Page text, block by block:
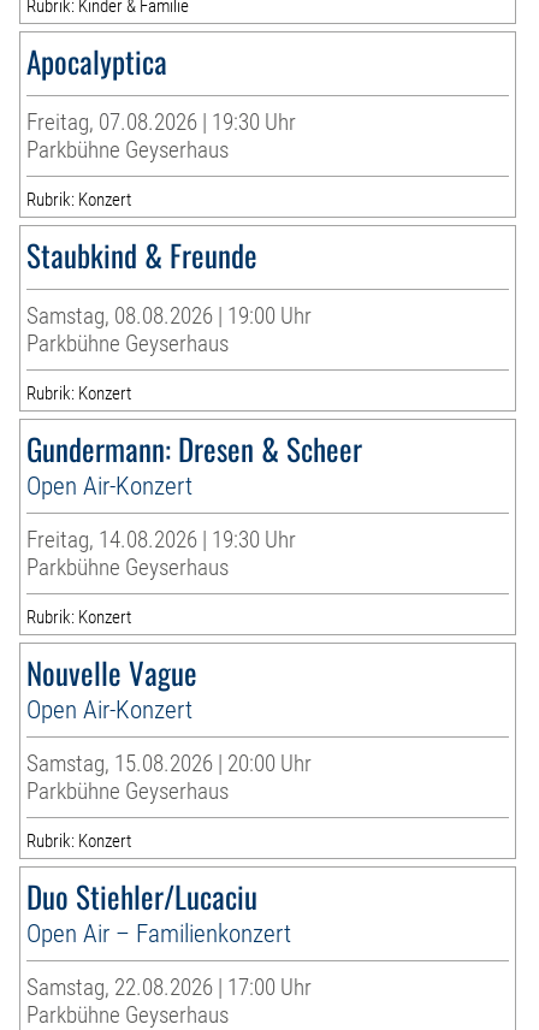
Rubrik: Kinder & Familie
Apocalyptica
Freitag, 07.08.2026 | 19:30 Uhr
Parkbühne Geyserhaus
Rubrik: Konzert
Staubkind & Freunde
Samstag, 08.08.2026 | 19:00 Uhr
Parkbühne Geyserhaus
Rubrik: Konzert
Gundermann: Dresen & Scheer
Open Air-Konzert
Freitag, 14.08.2026 | 19:30 Uhr
Parkbühne Geyserhaus
Rubrik: Konzert
Nouvelle Vague
Open Air-Konzert
Samstag, 15.08.2026 | 20:00 Uhr
Parkbühne Geyserhaus
Rubrik: Konzert
Duo Stiehler/Lucaciu
Open Air – Familienkonzert
Samstag, 22.08.2026 | 17:00 Uhr
Parkbühne Geyserhaus